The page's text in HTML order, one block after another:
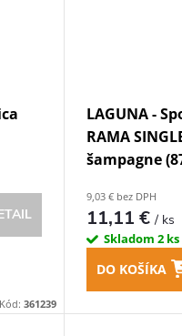
361239
LAGUNA -
RAMA
šampagne
9,03 € bez DPH
11,11 €/ ks
Skladom 2 ks
DO KOŠÍKA